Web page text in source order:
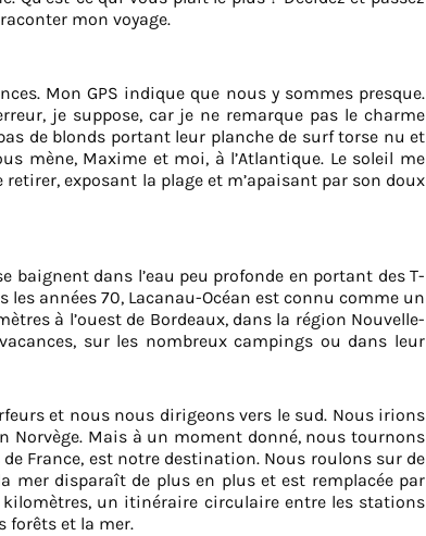
mon voyage.
Mon GPS indique que nous y sommes presque.
je suppose, car je ne remarque pas le charme
de blonds portant leur planche de surf torse nu et
mène, Maxime et moi, à l’Atlantique. Le soleil me
exposant la plage et m’apaisant par son doux
baignent dans l’eau peu profonde en portant des T-
années 70, Lacanau-Océan est connu comme un
à l’ouest de Bordeaux, dans la région Nouvelle-
sur les nombreux campings ou dans leur
et nous nous dirigeons vers le sud. Nous irions
Norvège. Mais à un moment donné, nous tournons
France, est notre destination. Nous roulons sur de
mer disparaît de plus en plus et est remplacée par
kilomètres, un itinéraire circulaire entre les stations
forêts et la mer.